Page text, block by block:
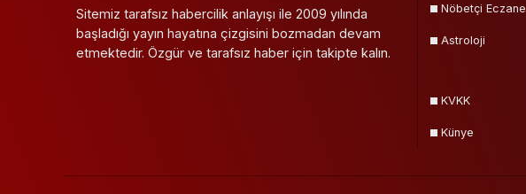
Sitemiz tarafsız habercilik anlayışı ile 2009 yılında
başladığı yayın hayatına çizgisini bozmadan devam
etmektedir. Özgür ve tarafsız haber için takipte kalın.
Nöbetçi Eczane
Astroloji
KVKK
Künye